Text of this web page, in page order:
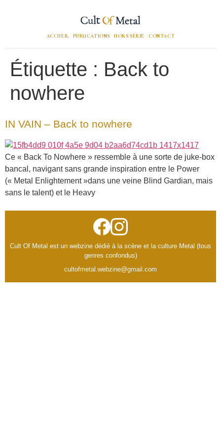
ACCUEIL PUBLICATIONS HORS SÉRIE CONTACT
Étiquette : Back to
nowhere
IN VAIN – Back to nowhere
Ce « Back To Nowhere » ressemble à une sorte de juke-box
bancal, navigant sans grande inspiration entre le Power
(« Metal Enlightement »dans une veine Blind Gardian, mais
sans le talent) et le Heavy
Cult Of Metal est un webzine dédié à la scène et la culture Metal (tous
genres confondus)
cultofmetal.webzine@gmail.com